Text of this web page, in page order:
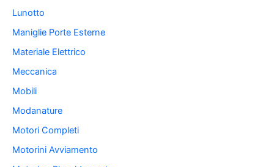
Lunotto
Maniglie Porte Esterne
Materiale Elettrico
Meccanica
Mobili
Modanature
Motori Completi
Motorini Avviamento